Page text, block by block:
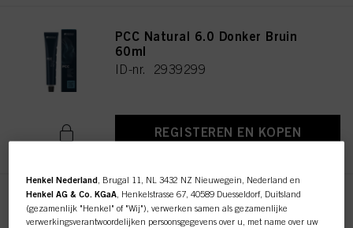
PCC Natural 6.0 Donker Bruin
60ml
ID-nr. 2939299
REGISTEREN EN KOPEN
PCC Natural 7.0 Middel Blond
60ml
Henkel Nederland , Brugal 11, NL 3432 NZ Nieuwegein, Nederland en
Henkel AG & Co. KGaA , Henkelstrasse 67, 40589 Duesseldorf, Duitsland
(gezamenlijk "Henkel" of "Wij"), verwerken samen als gezamenlijke
verwerkingsverantwoordelijken persoonsgegevens over u, met name over uw